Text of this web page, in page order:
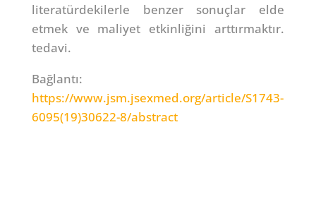
literatürdekilerle benzer sonuçlar elde
etmek ve maliyet etkinliğini arttırmaktır.
tedavi.
Bağlantı:
https://www.jsm.jsexmed.org/article/S1743-
6095(19)30622-8/abstract